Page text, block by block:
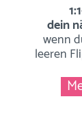
dein
wenn
leeren